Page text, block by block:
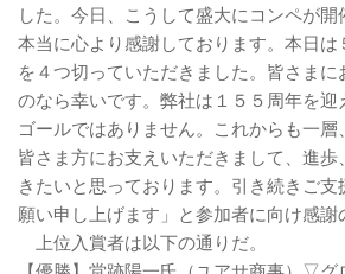
した。今日、こうして盛大にコンペが開
本当に心より感謝しております。本日は
を４つ切っていただきました。皆さまに
のなら幸いです。弊社は１５５周年を迎
ゴールではありません。これからも一層
皆さま方にお支えいただきまして、進歩
きたいと思っております。引き続きご支
願い申し上げます」と参加者に向け感謝
上位入賞者は以下の通りだ。